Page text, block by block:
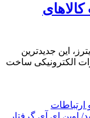
این جدیدترین
الکترونیکی ساخت
ارتباطات